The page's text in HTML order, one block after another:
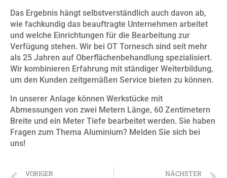
Das Ergebnis hängt selbstverständlich auch davon ab,
wie fachkundig das beauftragte Unternehmen arbeitet
und welche Einrichtungen für die Bearbeitung zur
Verfügung stehen. Wir bei OT Tornesch sind seit mehr
als 25 Jahren auf Oberflächenbehandlung spezialisiert.
Wir kombinieren Erfahrung mit ständiger Weiterbildung,
um den Kunden zeitgemäßen Service bieten zu können.
In unserer Anlage können Werkstücke mit
Abmessungen von zwei Metern Länge, 60 Zentimetern
Breite und ein Meter Tiefe bearbeitet werden. Sie haben
Fragen zum Thema Aluminium? Melden Sie sich bei
uns!
VORIGER NÄCHSTER